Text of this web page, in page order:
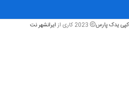
کپی یدک پارس ایرانشهر نت